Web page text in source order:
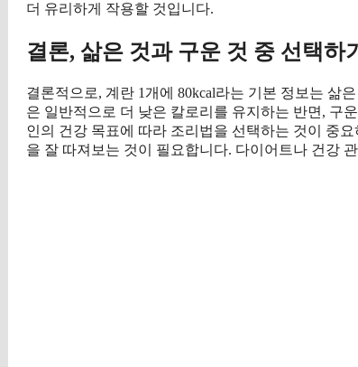
더 유리하게 작용할 것입니다.
결론, 삶은 것과 구운 것 중 선택하기
결론적으로, 계란 1개에 80kcal라는 기본 정보는 삶
은 일반적으로 더 낮은 칼로리를 유지하는 반면, 구
인의 건강 목표에 따라 조리법을 선택하는 것이 중
을 잘 따져보는 것이 필요합니다. 다이어트나 건강